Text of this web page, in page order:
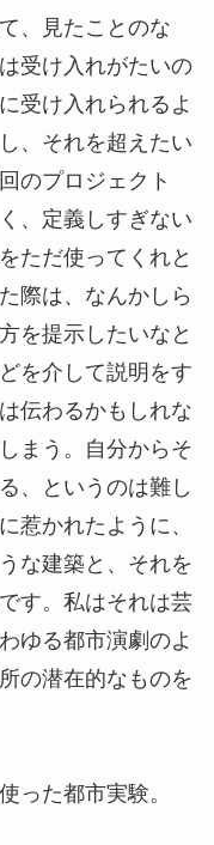
、見たことのな
受け入れがたいの
受け入れられるよ
、それを超えたい
のプロジェクト
、定義しすぎない
ただ使ってくれと
際は、なんかしら
を提示したいなと
を介して説明をす
伝わるかもしれな
まう。自分からそ
、というのは難し
惹かれたように、
な建築と、それを
す。私はそれは芸
ゆる都市演劇のよ
の潜在的なものを
った都市実験。